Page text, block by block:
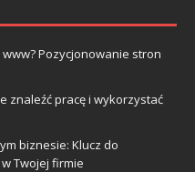
Pozycjonowanie stron
znaleźć pracę i wykorzystać
biznesie: Klucz do
Twojej firmie